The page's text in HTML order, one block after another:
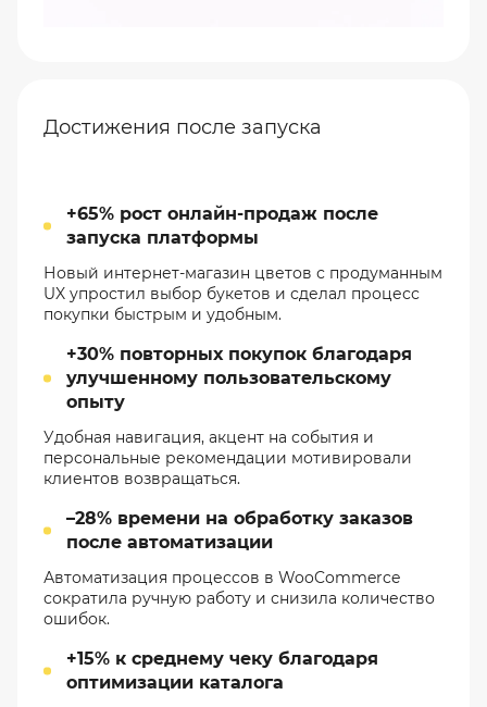
Достижения после запуска
+65% рост онлайн-продаж после
запуска платформы
Новый интернет-магазин цветов с продуманным
UX упростил выбор букетов и сделал процесс
покупки быстрым и удобным.
+30% повторных покупок благодаря
улучшенному пользовательскому
опыту
Удобная навигация, акцент на события и
персональные рекомендации мотивировали
клиентов возвращаться.
–28% времени на обработку заказов
после автоматизации
Автоматизация процессов в WooCommerce
сократила ручную работу и снизила количество
ошибок.
+15% к среднему чеку благодаря
оптимизации каталога